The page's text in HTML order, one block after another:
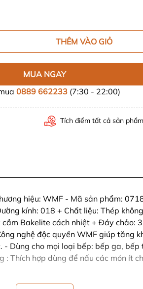
THÊM VÀO GIỎ
MUA NGAY
0889 662233(7:30 - 22:00)
Tích điểm tất cả sản phẩm
hiệu: WMF - Mã sản phẩm:
kính: 018 + Chất liệu: Thép
Bakelite cách nhiệt + Đáy chảo:
nghệ độc quyền WMF giúp tăng
- Dùng cho mọi loại bếp: bếp ga, bếp
: Thích hợp dùng để nấu các món ít